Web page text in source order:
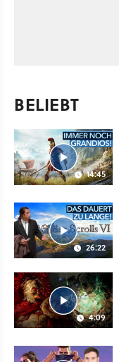
BELIEBT
14:45
26:22
4:09